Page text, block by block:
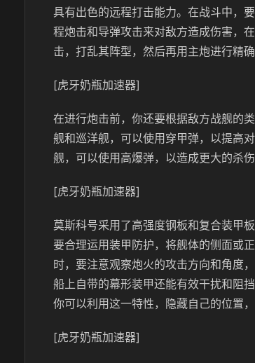
具有出色的远程打击能力。在战斗中，
程炮击和导弹攻击来对敌方造成伤害，
击，打乱其阵型，然后再用主炮进行精确
[虎牙奶瓶加速器]
在进行炮击前，你还要根据敌方战舰的
舰和巡洋舰，可以使用穿甲弹，以提高
舰，可以使用高爆弹，以造成更大的杀伤
[虎牙奶瓶加速器]
莫斯科号采用了高强度钢板和复合装甲
要合理运用装甲防护，将舰体的侧面或
时，要注意观察炮火的攻击方向和角度
船上自带的幕形装甲还能有效干扰和阻
你可以利用这一特性，隐藏自己的位置
[虎牙奶瓶加速器]